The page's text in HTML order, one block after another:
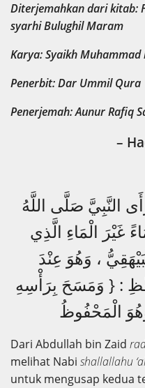
Diterjemahkan dari kitab:
syarhi Bulughil Maram
Karya: Syaikh Muhammad
Penerbit: Dar Ummil Qura
Penerjemah: Aunur Rafiq
–
النَّبِيَّ صَلَّى اللَّهُ
غَيْرَ الْمَاءِ الَّذِي
، وَهُوَ عِنْدَ
: { وَمَسَحَ بِرَأْسِهِ
الْمَحْفُوظُ
Dari Abdullah bin Zaid
melihat Nabi shallallahu
untuk mengusap kedua